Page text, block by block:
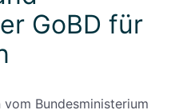
GoBD für
vom Bundesministerium